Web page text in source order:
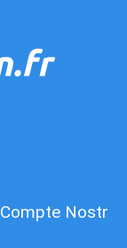
Compte Nostr